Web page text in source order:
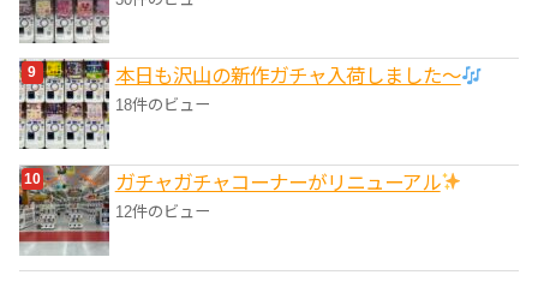
本日も沢山の新作ガチャ入荷しました〜
18件のビュー
ガチャガチャコーナーがリニューアル
12件のビュー